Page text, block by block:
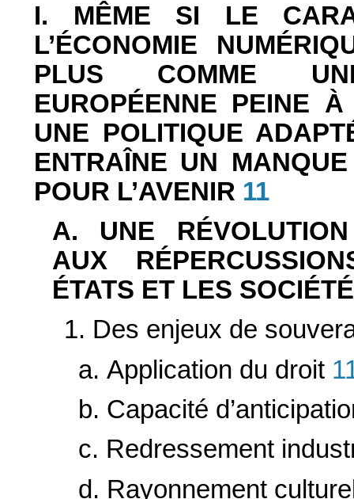
I. MÊME SI LE
L’ÉCONOMIE
PLUS COMME
EUROPÉENNE PEINE
UNE POLITIQUE
ENTRAÎNE UN
POUR L’AVENIR 11
A. UNE
AUX
ÉTATS ET LES
1. Des enjeux de
a. Application du droit
b. Capacité
c. Redressement
d. Rayonnement